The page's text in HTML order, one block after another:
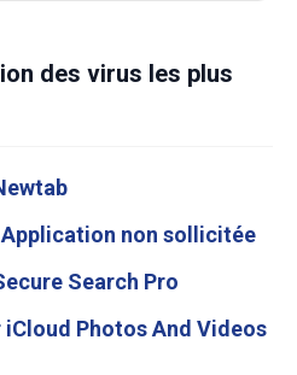
des virus les plus
non sollicitée
Search Pro
Photos And Videos